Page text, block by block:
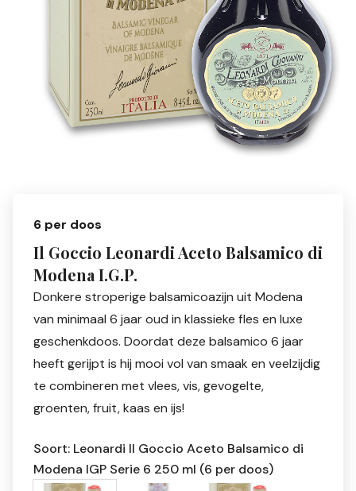
6 per doos
Il Goccio Leonardi Aceto Balsamico di
Modena I.G.P.
Donkere stroperige balsamicoazijn uit Modena
van minimaal 6 jaar oud in klassieke fles en luxe
geschenkdoos. Doordat deze balsamico 6 jaar
heeft gerijpt is hij mooi vol van smaak en veelzijdig
te combineren met vlees, vis, gevogelte,
groenten, fruit, kaas en ijs!
Soort: Leonardi Il Goccio Aceto Balsamico di
Modena IGP Serie 6 250 ml (6 per doos)